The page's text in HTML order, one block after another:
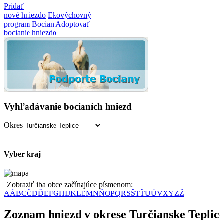
Pridať
nové hniezdo Ekovýchovný
program Bocian Adoptovať
bocianie hniezdo
Vyhľadávanie bocianích hniezd
Okres
Vyber kraj
Zobraziť iba obce začínajúce písmenom:
AÁBCČDĎEFGHIJKLĽMNŇOPQRSŠTŤUÚVXYZŽ
Zoznam hniezd v okrese Turčianske